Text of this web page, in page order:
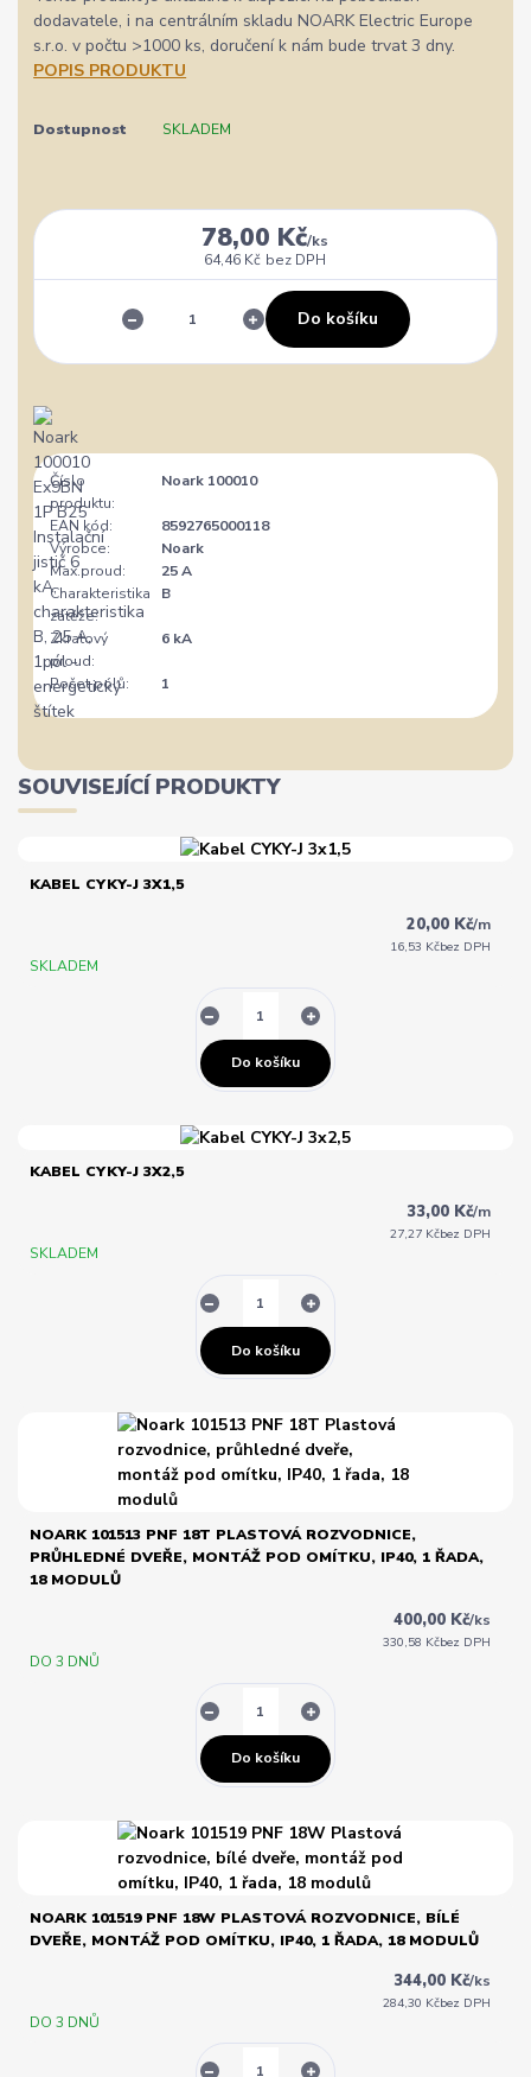
dodavatele, i na centrálním skladu NOARK Electric Europe
s.r.o. v počtu >1000 ks, doručení k nám bude trvat 3 dny.
POPIS PRODUKTU
Dostupnost SKLADEM
78,00 Kč/ks
64,46 Kč bez DPH
Do košíku
Číslo
produktu:
Noark 100010
EAN kód:
8592765000118
Výrobce:
Noark
Max.proud:
25 A
Charakteristika
zátěže:
B
Zkratový
proud:
6 kA
Počet pólů: 1
SOUVISEJÍCÍ PRODUKTY
KABEL CYKY-J 3X1,5
20,00 Kč/m
16,53 Kčbez DPH
SKLADEM
Do košíku
KABEL CYKY-J 3X2,5
33,00 Kč/m
27,27 Kčbez DPH
SKLADEM
Do košíku
NOARK 101513 PNF 18T PLASTOVÁ ROZVODNICE,
PRŮHLEDNÉ DVEŘE, MONTÁŽ POD OMÍTKU, IP40, 1 ŘADA,
18 MODULŮ
400,00 Kč/ks
330,58 Kčbez DPH
DO 3 DNŮ
Do košíku
NOARK 101519 PNF 18W PLASTOVÁ ROZVODNICE, BÍLÉ
DVEŘE, MONTÁŽ POD OMÍTKU, IP40, 1 ŘADA, 18 MODULŮ
344,00 Kč/ks
284,30 Kčbez DPH
DO 3 DNŮ